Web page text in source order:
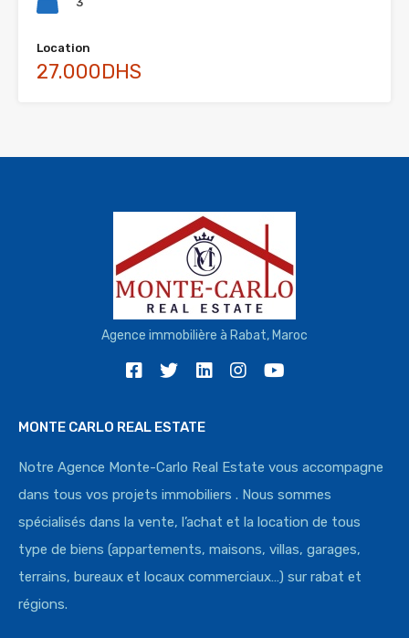
Location
27.000DHS
Agence immobilière à Rabat, Maroc
MONTE CARLO REAL ESTATE
Notre Agence Monte-Carlo Real Estate vous accompagne
dans tous vos projets immobiliers . Nous sommes
spécialisés dans la vente, l’achat et la location de tous
type de biens (appartements, maisons, villas, garages,
terrains, bureaux et locaux commerciaux…) sur rabat et
régions.